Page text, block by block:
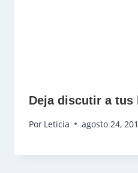
Deja discutir a tus
Por Leticia agosto 24,